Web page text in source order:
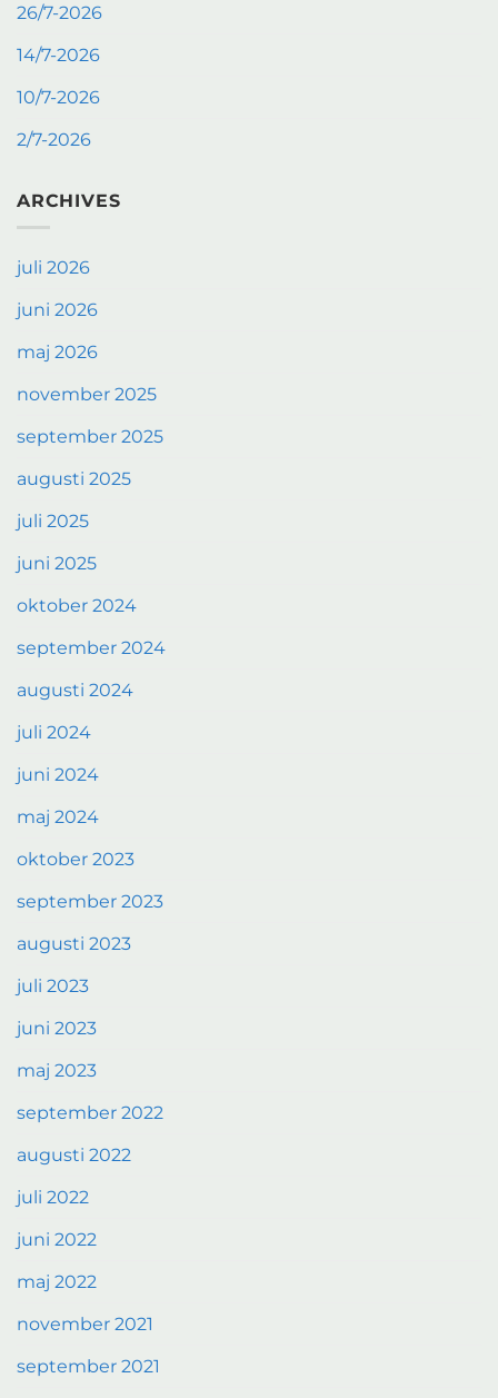
26/7-2026
14/7-2026
10/7-2026
2/7-2026
ARCHIVES
juli 2026
juni 2026
maj 2026
november 2025
september 2025
augusti 2025
juli 2025
juni 2025
oktober 2024
september 2024
augusti 2024
juli 2024
juni 2024
maj 2024
oktober 2023
september 2023
augusti 2023
juli 2023
juni 2023
maj 2023
september 2022
augusti 2022
juli 2022
juni 2022
maj 2022
november 2021
september 2021